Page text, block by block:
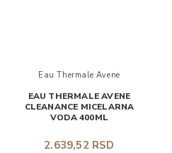
Eau Thermale Avene
EAU THERMALE AVENE
CLEANANCE MICELARNA
VODA 400ML
2.639,52 RSD